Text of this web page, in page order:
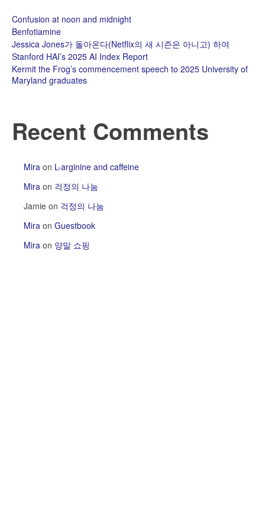
Confusion at noon and midnight
Benfotiamine
Jessica Jones가 돌아온다(Netflix의 새 시즌은 아니고) 하여
Stanford HAI’s 2025 AI Index Report
Kermit the Frog’s commencement speech to 2025 University of
Maryland graduates
Recent Comments
Mira on L-arginine and caffeine
Mira on 걱정의 나눔
Jamie on 걱정의 나눔
Mira on Guestbook
Mira on 양말 쇼핑